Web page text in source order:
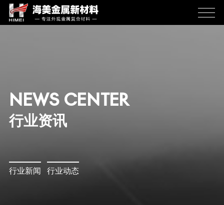
NEWS CENTER
行业资讯
行业新闻 行业动态